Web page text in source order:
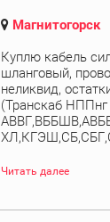
Магнитогорск
Куплю кабель
шланговый,
неликвид,
(Транскаб НППнг
Читать далее